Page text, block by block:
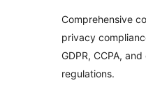
Comprehensive
privacy
GDPR, CCPA,
regulations.